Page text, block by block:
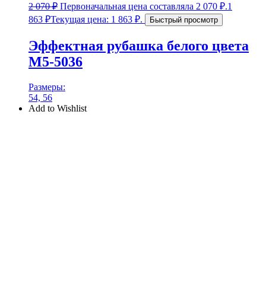
2 070₽ Первоначальная цена составляла 2 070 ₽.1
863 ₽Текущая цена: 1 863 ₽. Быстрый просмотр
Эффектная рубашка белого цвета
М5-5036
Размеры:
54, 56
Add to Wishlist